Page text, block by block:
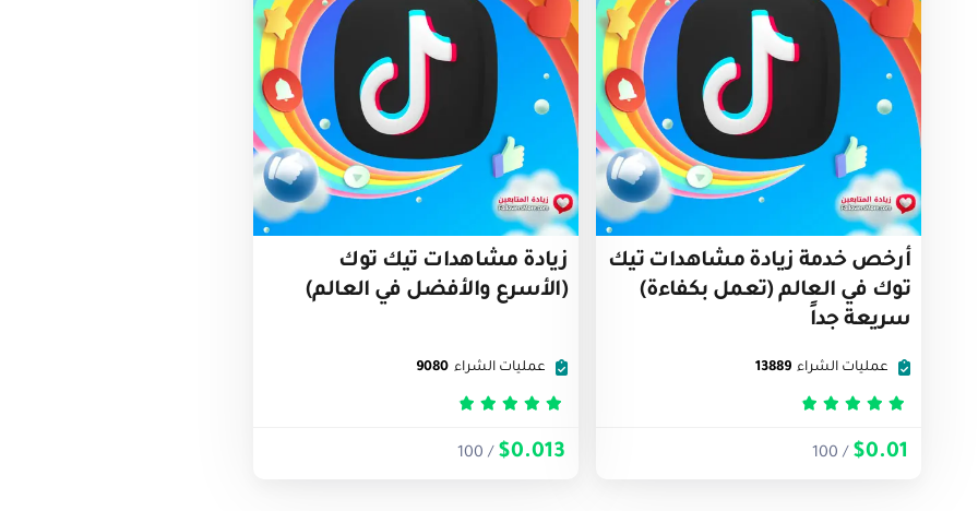
أرخص خدمة زيادة مشاهدات تيك
توك في العالم (تعمل بكفاءة)
سريعة جداً
عمليات الشراء 13889
$0.01
/ 100
زيادة مشاهدات تيك توك
(الأسرع والأفضل في العالم)
عمليات الشراء 9080
$0.013
/ 100